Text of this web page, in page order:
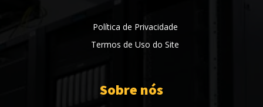
Política de Privacidade
Termos de Uso do Site
Sobre nós